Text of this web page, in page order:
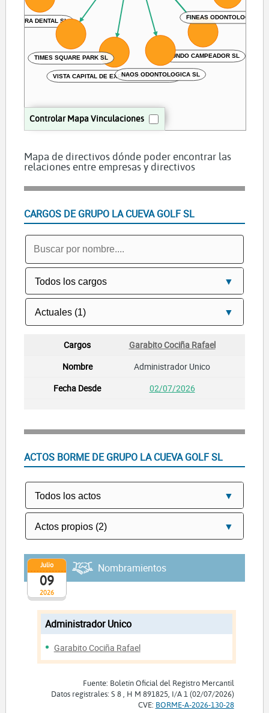
Controlar Mapa Vinculaciones
MUNDO CAMPEADOR SL
VISTA CAPITAL DE EXPANSION SA SGEIC
FINEAS ODONTOLOGICA SL
TERRA DENTAL SL
NAOS ODONTOLOGICA SL
TIMES SQUARE PARK SL
Mapa de directivos dónde poder encontrar las
relaciones entre empresas y directivos
CARGOS DE GRUPO LA CUEVA GOLF SL
Garabito Cociña Rafael
Administrador Unico
02/07/2026
ACTOS BORME DE GRUPO LA CUEVA GOLF SL
2026
Julio
09
Nombramientos
Administrador Unico
Garabito Cociña Rafael
Fuente: Boletín Oficial del Registro Mercantil
Datos registrales: S 8 , H M 891825, I/A 1 (02/07/2026)
CVE: BORME-A-2026-130-28